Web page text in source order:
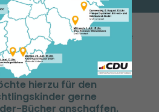
der deutschen Sprache
Teil im
und das sollten wir
Die Friedensschule in
hierzu für den
gerne
Bücher anschaffen.